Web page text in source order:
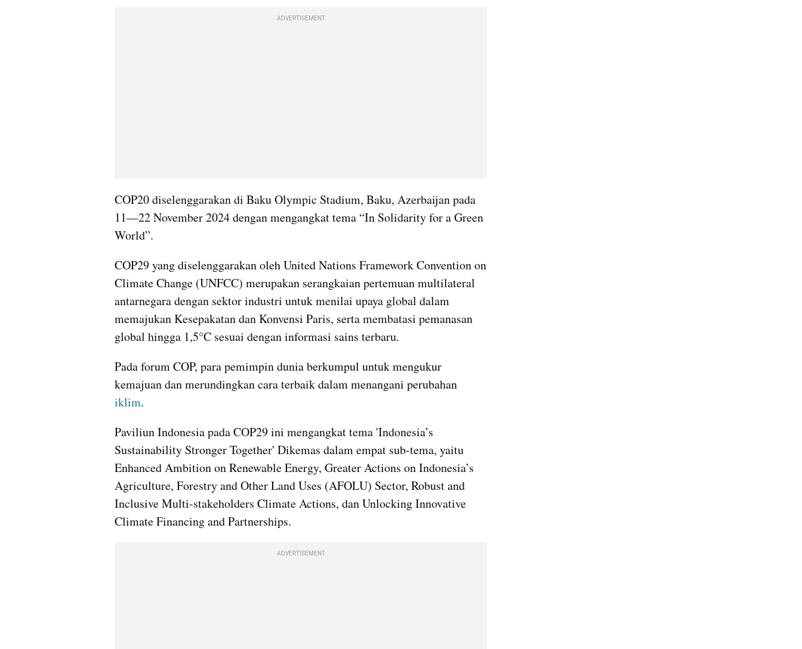
ADVERTISEMENT
COP20 diselenggarakan di Baku Olympic Stadium, Baku, Azerbaijan pada
11—22 November 2024 dengan mengangkat tema “In Solidarity for a Green
World”.
COP29 yang diselenggarakan oleh United Nations Framework Convention on
Climate Change (UNFCC) merupakan serangkaian pertemuan multilateral
antarnegara dengan sektor industri untuk menilai upaya global dalam
memajukan Kesepakatan dan Konvensi Paris, serta membatasi pemanasan
global hingga 1,5°C sesuai dengan informasi sains terbaru.
Pada forum COP, para pemimpin dunia berkumpul untuk mengukur
iklim.
Paviliun Indonesia pada COP29 ini mengangkat tema 'Indonesia’s
Sustainability Stronger Together' Dikemas dalam empat sub-tema, yaitu
Enhanced Ambition on Renewable Energy, Greater Actions on Indonesia’s
Agriculture, Forestry and Other Land Uses (AFOLU) Sector, Robust and
Inclusive Multi-stakeholders Climate Actions, dan Unlocking Innovative
Climate Financing and Partnerships.
ADVERTISEMENT